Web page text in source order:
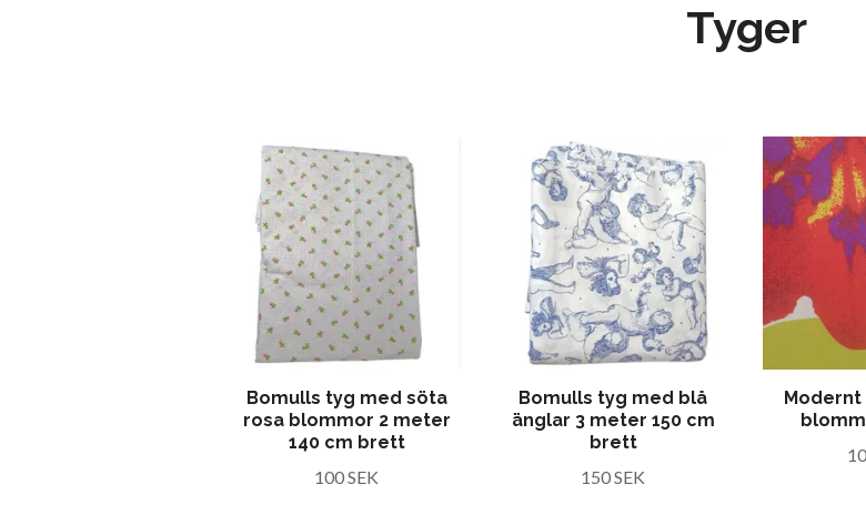
Tyger
Bomulls tyg med söta
rosa blommor 2 meter
140 cm brett
100 SEK
Bomulls tyg med blå
änglar 3 meter 150 cm
brett
150 SEK